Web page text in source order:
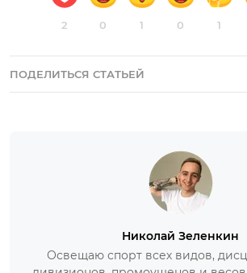
2 0 1 0 1
ПОДЕЛИТЬСЯ СТАТЬЕЙ
Николай Зеленкин
Освещаю спорт всех видов,